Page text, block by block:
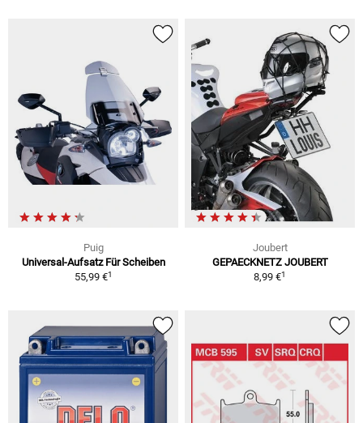
Puig
Universal-Aufsatz Für Scheiben
55,99 €1
Joubert
GEPAECKNETZ JOUBERT
8,99 €1